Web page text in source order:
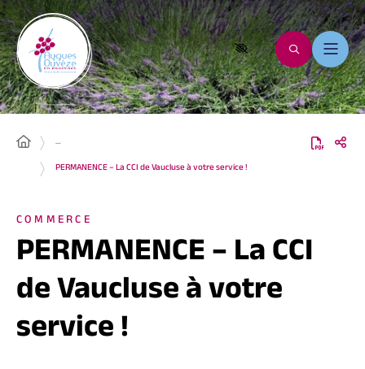
…
PERMANENCE – La CCI de Vaucluse à votre service !
COMMERCE
PERMANENCE – La CCI
de Vaucluse à votre
service !